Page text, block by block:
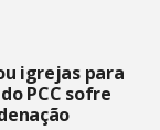
igrejas para
PCC sofre